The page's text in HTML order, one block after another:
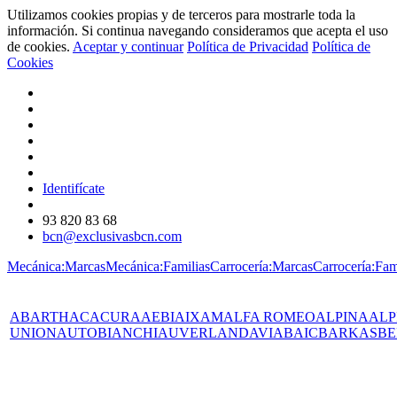
Utilizamos cookies propias y de terceros para mostrarle toda la
información. Si continua navegando consideramos que acepta el uso
de cookies. Aceptar y continuar Política de Privacidad Política de
Cookies
Identifícate
93 820 83 68
bcn@exclusivasbcn.com
Mecánica:MarcasMecánica:FamiliasCarrocería:Marcas
ABARTHACACURAAEBIAIXAMALFA ROMEOALPINA
UNIONAUTOBIANCHIAUVERLANDAVIABAICBARKAS